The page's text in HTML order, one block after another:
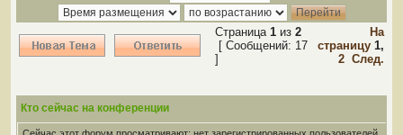
Страница 1 из 2
[ Сообщений: 17
]
На
страницу 1,
2 След.
Кто сейчас на конференции